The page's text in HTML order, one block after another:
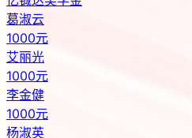
李金健
1000元
杨淑英
1000元
杨得俭
杨得俭校友国际交流项目
宁波人才服务中心